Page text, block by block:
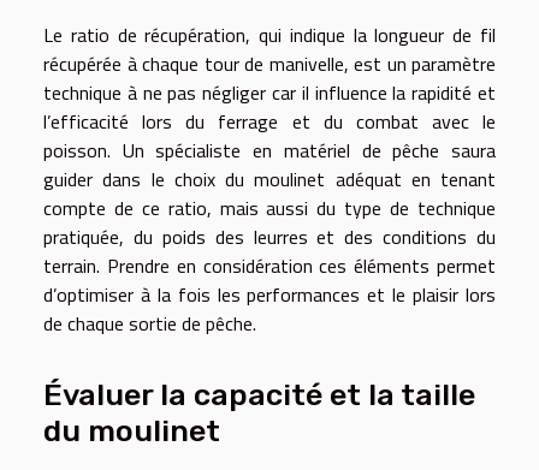
Le ratio de récupération, qui indique la longueur de fil
récupérée à chaque tour de manivelle, est un paramètre
technique à ne pas négliger car il influence la rapidité et
l’efficacité lors du ferrage et du combat avec le
poisson. Un spécialiste en matériel de pêche saura
guider dans le choix du moulinet adéquat en tenant
compte de ce ratio, mais aussi du type de technique
pratiquée, du poids des leurres et des conditions du
terrain. Prendre en considération ces éléments permet
d’optimiser à la fois les performances et le plaisir lors
de chaque sortie de pêche.
Évaluer la capacité et la taille
du moulinet